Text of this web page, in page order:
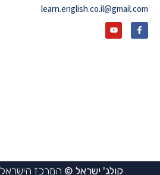
learn.english.co.il@gmail.com
קולג' ישראל © המרכז